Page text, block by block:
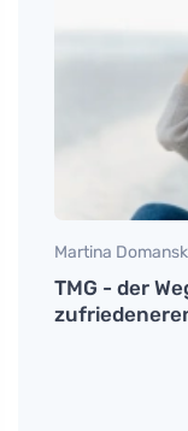
Martina
TMG - der